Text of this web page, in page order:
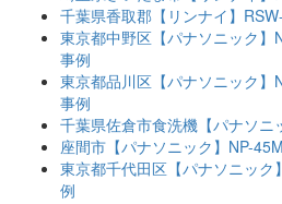
千葉県香取郡【リンナイ】
東京都中野区【パナソニック】
事例
東京都品川区【パナソニック】
事例
千葉県佐倉市食洗機【パナソニ
座間市【パナソニック】NP-
東京都千代田区【パナソニック
例